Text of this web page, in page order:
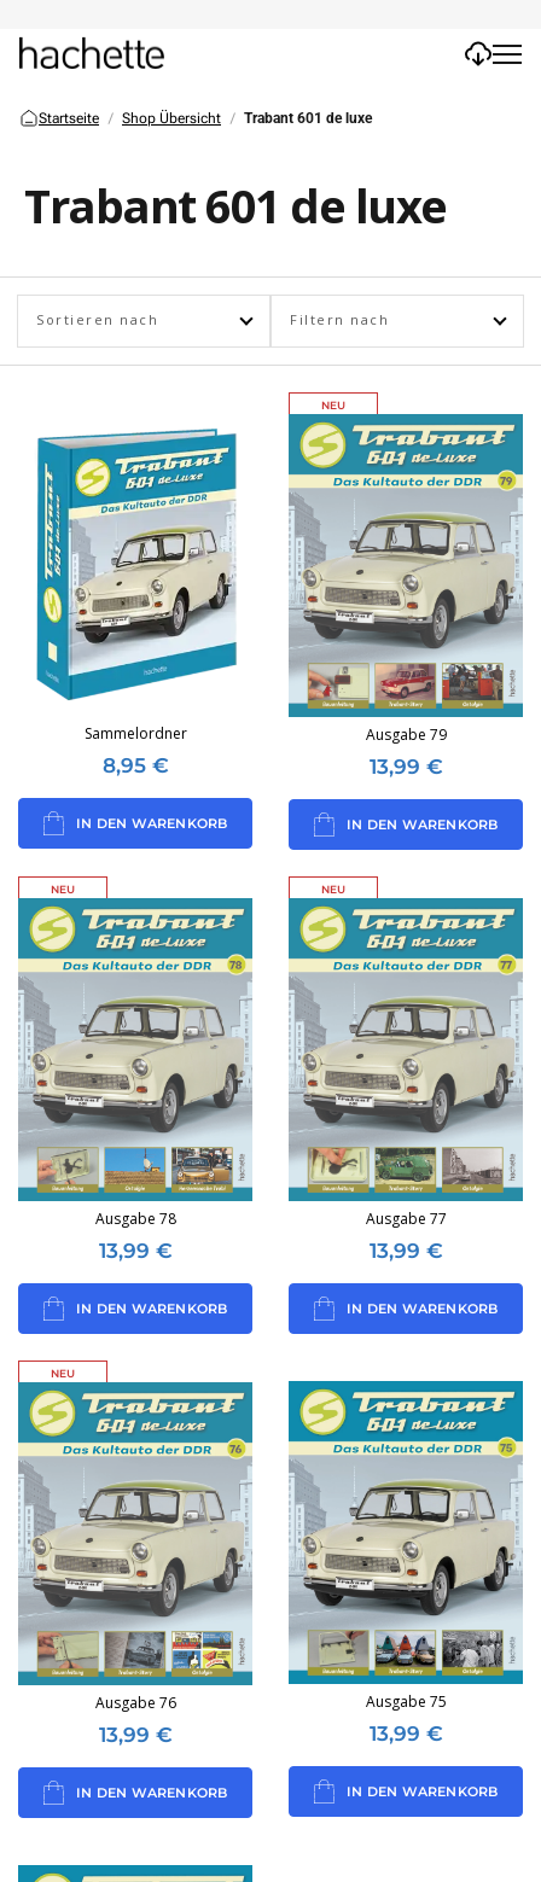
Startseite Shop Übersicht Trabant 601 de luxe
Trabant 601 de luxe
Sortieren nach Filtern nach
Sammelordner
8,95€
IN DEN WARENKORB
NEU
Ausgabe 79
13,99 €
IN DEN WARENKORB
NEU
Ausgabe 78
13,99 €
IN DEN WARENKORB
NEU
Ausgabe 77
13,99 €
IN DEN WARENKORB
NEU
Ausgabe 76
13,99 €
IN DEN WARENKORB
Ausgabe 75
13,99 €
IN DEN WARENKORB